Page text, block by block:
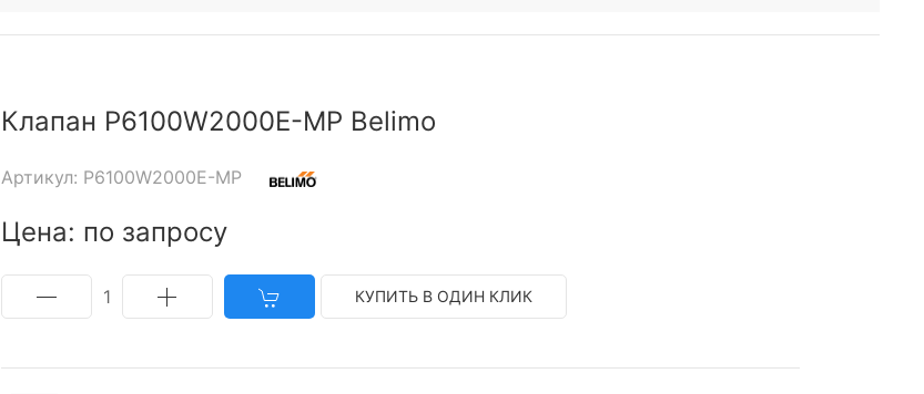
Клапан P6100W2000E-MP Belimo
Артикул: P6100W2000E-MP
Цена: по запросу
1 КУПИТЬ В ОДИН КЛИК